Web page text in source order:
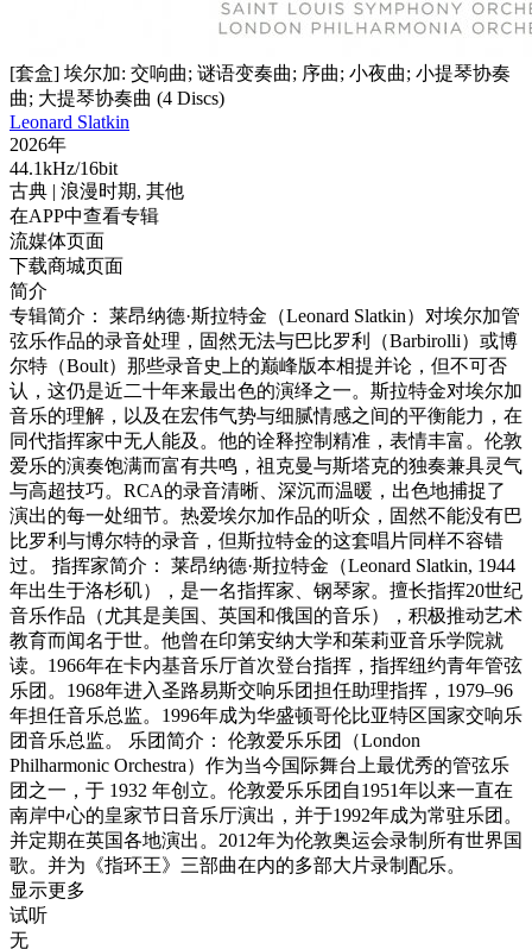
[套盒] 埃尔加: 交响曲; 谜语变奏曲; 序曲; 小夜曲; 小提琴协奏
曲; 大提琴协奏曲 (4 Discs)
Leonard Slatkin
2026年
44.1kHz/16bit
古典 | 浪漫时期, 其他
在APP中查看专辑
流媒体页面
下载商城页面
简介
专辑简介： 莱昂纳德·斯拉特金（Leonard Slatkin）对埃尔加管
弦乐作品的录音处理，固然无法与巴比罗利（Barbirolli）或博
尔特（Boult）那些录音史上的巅峰版本相提并论，但不可否
认，这仍是近二十年来最出色的演绎之一。斯拉特金对埃尔加
音乐的理解，以及在宏伟气势与细腻情感之间的平衡能力，在
同代指挥家中无人能及。他的诠释控制精准，表情丰富。伦敦
爱乐的演奏饱满而富有共鸣，祖克曼与斯塔克的独奏兼具灵气
与高超技巧。RCA的录音清晰、深沉而温暖，出色地捕捉了
演出的每一处细节。热爱埃尔加作品的听众，固然不能没有巴
比罗利与博尔特的录音，但斯拉特金的这套唱片同样不容错
过。 指挥家简介： 莱昂纳德·斯拉特金（Leonard Slatkin, 1944
年出生于洛杉矶），是一名指挥家、钢琴家。擅长指挥20世纪
音乐作品（尤其是美国、英国和俄国的音乐），积极推动艺术
教育而闻名于世。他曾在印第安纳大学和茱莉亚音乐学院就
读。1966年在卡内基音乐厅首次登台指挥，指挥纽约青年管弦
乐团。1968年进入圣路易斯交响乐团担任助理指挥，1979–96
年担任音乐总监。1996年成为华盛顿哥伦比亚特区国家交响乐
团音乐总监。 乐团简介： 伦敦爱乐乐团（London
Philharmonic Orchestra）作为当今国际舞台上最优秀的管弦乐
团之一，于 1932 年创立。伦敦爱乐乐团自1951年以来一直在
南岸中心的皇家节日音乐厅演出，并于1992年成为常驻乐团。
并定期在英国各地演出。2012年为伦敦奥运会录制所有世界国
歌。并为《指环王》三部曲在内的多部大片录制配乐。
显示更多
试听
无